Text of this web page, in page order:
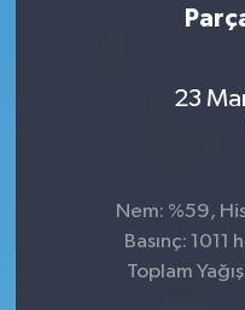
23
Nem: %59,
Basınç: 1011
Toplam